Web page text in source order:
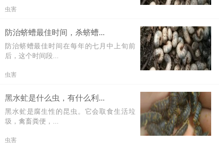
虫害
防治蛴螬最佳时间，杀蛴螬...
防治蛴螬最佳时间在每年的七月中上旬前
后，这个时间段...
虫害
黑水虻是什么虫，有什么利...
黑水虻是腐生性的昆虫。它会取食生活垃
圾，禽畜粪便，...
虫害